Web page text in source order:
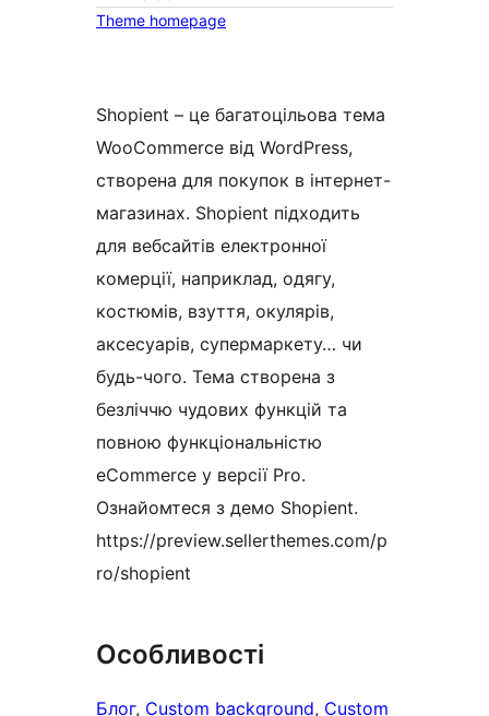
Theme homepage
Shopient – це багатоцільова тема
WooCommerce від WordPress,
створена для покупок в інтернет-
магазинах. Shopient підходить
для вебсайтів електронної
комерції, наприклад, одягу,
костюмів, взуття, окулярів,
аксесуарів, супермаркету… чи
будь-чого. Тема створена з
безліччю чудових функцій та
повною функціональністю
eCommerce у версії Pro.
Ознайомтеся з демо Shopient.
https://preview.sellerthemes.com/p
ro/shopient
Особливості
Блог, Custom background, Custom